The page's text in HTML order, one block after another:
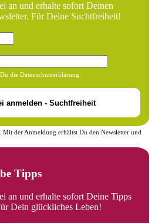
an und erhalte sofort Deinen
Für Deine Suchtfreiheit!
die Datenschutzerklärung.
Mit der Anmeldung erhältst Du den Newsletter und
Tipps
an und erhalte sofort Deine Tipps
Dein glückliches Leben!